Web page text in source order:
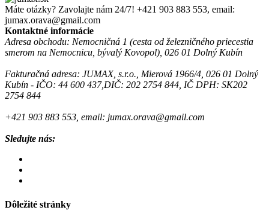
Máte otázky? Zavolajte nám 24/7! +421 903 883 553, email:
jumax.orava@gmail.com
Kontaktné informácie
Adresa obchodu: Nemocničná 1 (cesta od železničného priecestia
smerom na Nemocnicu, bývalý Kovopol), 026 01 Dolný Kubín
Fakturačná adresa: JUMAX, s.r.o., Mierová 1966/4, 026 01 Dolný
Kubín - IČO: 44 600 437,DIČ: 202 2754 844, IČ DPH: SK202
2754 844
+421 903 883 553, email: jumax.orava@gmail.com
Sledujte nás:
Dôležité stránky